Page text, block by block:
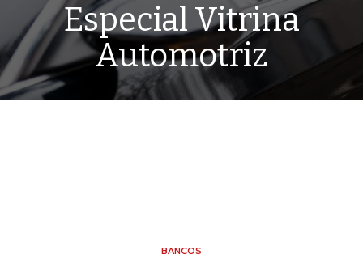
Especial Vitrina
Automotriz
BANCOS